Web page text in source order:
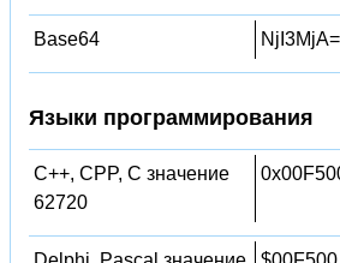
Base64 NjI3MjA=
Языки программирования
C++, CPP, C значение
62720